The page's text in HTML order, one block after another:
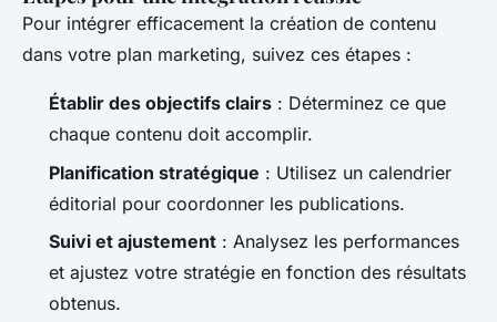
Pour intégrer efficacement la création de contenu
dans votre plan marketing, suivez ces étapes :
Établir des objectifs clairs : Déterminez ce que
chaque contenu doit accomplir.
Planification stratégique : Utilisez un calendrier
éditorial pour coordonner les publications.
Suivi et ajustement : Analysez les performances
et ajustez votre stratégie en fonction des résultats
obtenus.